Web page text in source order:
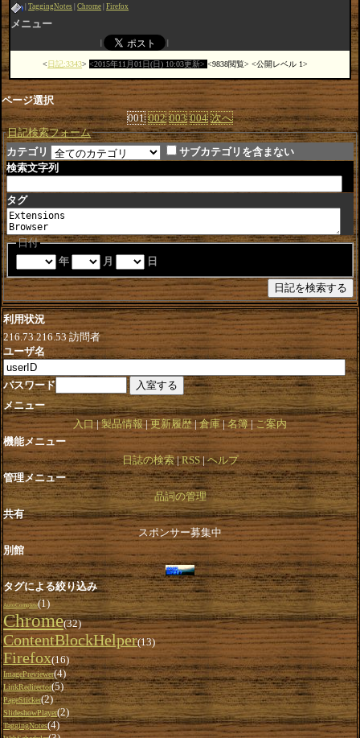
TaggingNotes Chrome Firefox
メニュー
日記:3343 2015年11月01日(日) 10:03更新 9838閲覧 公開レベル 1
ページ選択
001 002 003 004 次へ
日記検索フォーム
カテゴリ
サブカテゴリを含まない
検索文字列
タグ
日付
年
月 日
利用状況
216.73.216.53訪問者
ユーザ名
パスワード
メニュー
入口 製品情報 更新履歴 倉庫 名簿 ご案内
機能メニュー
日誌の検索 RSS ヘルプ
管理メニュー
品詞の管理
共有
スポンサー募集中
別館
タグによる絞り込み
AutoComplete(1)
Chrome(32)
ContentBlockHelper(13)
Firefox(16)
ImagePreviewer(4)
LinkRedirector(5)
PageSticker(2)
SlideshowPlayer(2)
TaggingNotes(4)